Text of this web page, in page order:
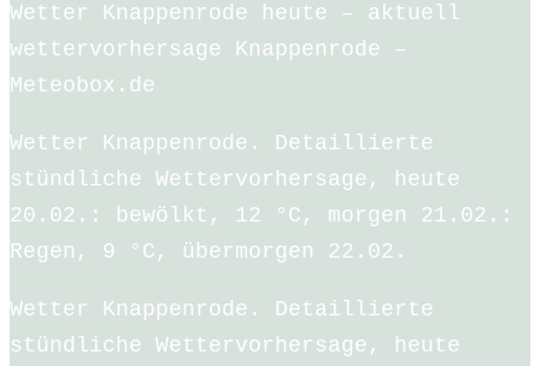
Wetter Knappenrode heute – aktuell
wettervorhersage Knappenrode –
Meteobox.de
Wetter Knappenrode. Detaillierte
stündliche Wettervorhersage, heute
20.02.: bewölkt, 12 °C, morgen 21.02.:
Regen, 9 °C, übermorgen 22.02.
Wetter Knappenrode. Detaillierte
stündliche Wettervorhersage, heute